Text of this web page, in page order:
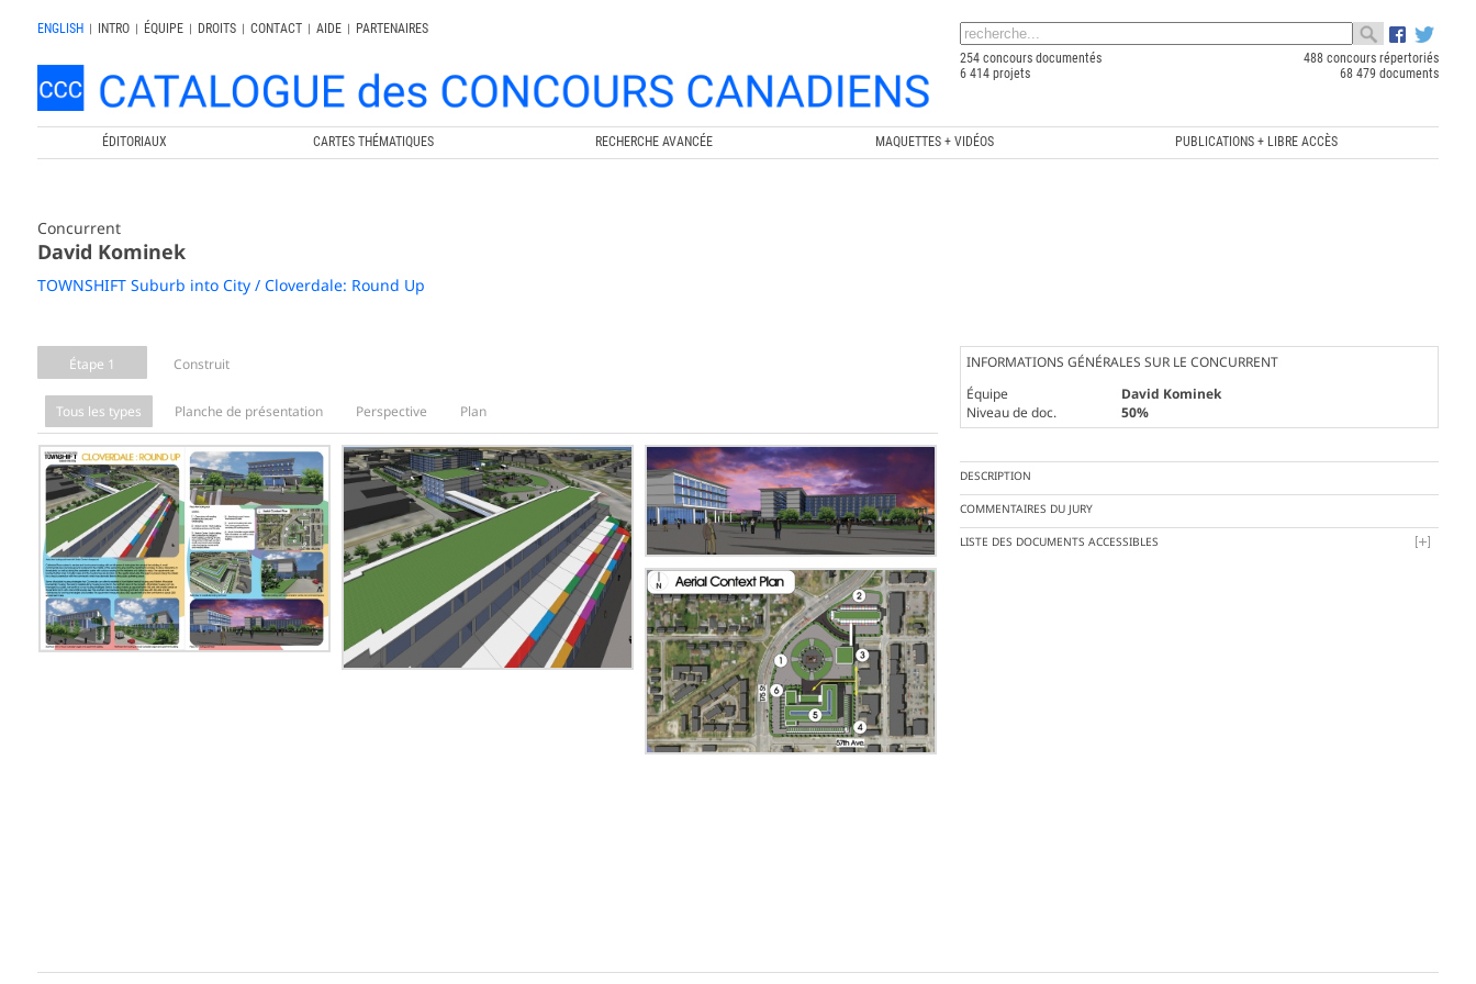
ENGLISH | INTRO | ÉQUIPE | DROITS | CONTACT | AIDE |
PARTENAIRES
254 concours documentés
488 concours répertoriés
6 414 projets
68 479 documents
ÉDITORIAUX CARTES THÉMATIQUES RECHERCHE AVANCÉE MAQUETTES + VIDÉOS PUBLICATIONS + LIBRE ACCÈS
Concurrent
David Kominek
TOWNSHIFT Suburb into City / Cloverdale: Round Up
Étape 1 Construit
Tous les types Planche de présentation Perspective Plan
INFORMATIONS GÉNÉRALES SUR LE CONCURRENT
Équipe
David Kominek
Niveau de doc.
50%
DESCRIPTION
COMMENTAIRES DU JURY
LISTE DES DOCUMENTS ACCESSIBLES